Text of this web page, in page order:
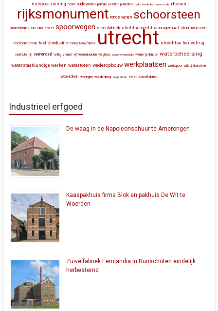
nutsvoorziening ocriet oudewater pakhuis peletier publicaties radiodistributie renswoude rhenen
rijksmonument ronde venen schoorsteen
sigarenfabriek silo sluis soest spoorwegen steenfabriek stichtse vecht stoomgemaal stoomwasserij
telefooncentrale textielindustrie tolhuis touwfabriek utrecht utrechtse heuvelrug
vaartsche rijn veenendaal veiling vianen vijfheerenlanden vliegbasis wagenwerkplaats warner jenkinson waterbeheersing
waterstaatkundige werken watertoren wederopbouw werkplaatsen werkspoor wijk bij duurstede
woerden woningen woudenberg zeepfabriek zeist zuivelfabriek
Industrieel erfgoed
De waag in de Napoleonschuur te Amerongen
Kaaspakhuis firma Blok en pakhuis De Wit te
Woerden
Zuivelfabriek Eemlandia in Bunschoten eindelijk
herbestemd